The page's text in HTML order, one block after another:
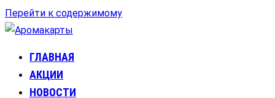
Перейти к содержимому
Аромакарты
Психологические эфирные карты • Аромапсихология
ГЛАВНАЯ
АКЦИИ
НОВОСТИ